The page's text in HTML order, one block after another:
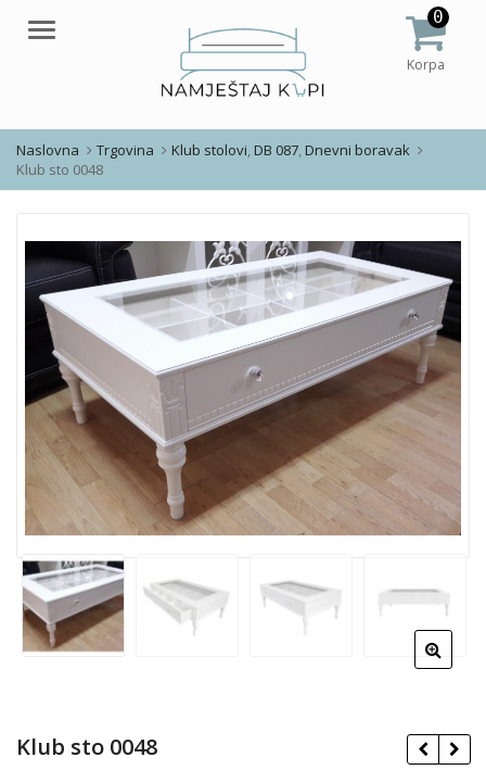
Meni
0
Korpa
Naslovna Trgovina Klub stolovi,DB 087,Dnevni boravak
Klub sto 0048
Klub sto 0048